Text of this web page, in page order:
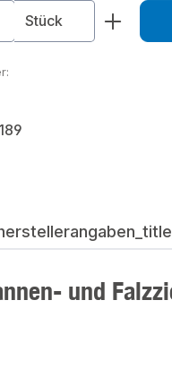
Anzahl: Gib
Stück
und